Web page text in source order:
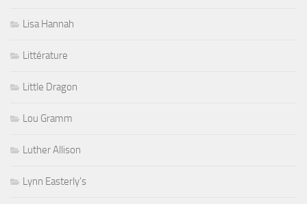
Lisa Hannah
Littérature
Little Dragon
Lou Gramm
Luther Allison
Lynn Easterly's